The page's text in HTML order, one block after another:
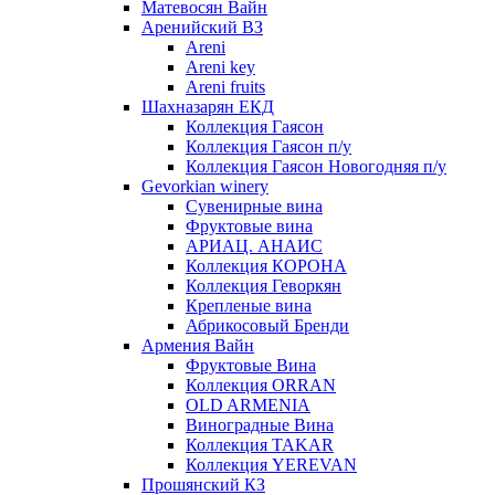
Матевосян Вайн
Аренийский ВЗ
Areni
Areni key
Areni fruits
Шахназарян ЕКД
Коллекция Гаясон
Коллекция Гаясон п/у
Коллекция Гаясон Новогодняя п/у
Gevorkian winery
Сувенирные вина
Фруктовые вина
АРИАЦ. АНАИС
Коллекция КОРОНА
Коллекция Геворкян
Крепленые вина
Абрикосовый Бренди
Армения Вайн
Фруктовые Вина
Коллекция ORRAN
OLD ARMENIA
Виноградные Вина
Коллекция TAKAR
Коллекция YEREVAN
Прошянский КЗ